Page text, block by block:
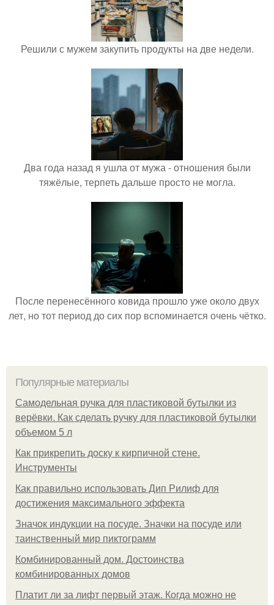
Решили с мужем закупить продукты на две недели.
Два года назад я ушла от мужа - отношения были
тяжёлые, терпеть дальше просто не могла.
После перенесённого ковида прошло уже около двух
лет, но тот период до сих пор вспоминается очень чётко.
Популярные материалы
Самодельная ручка для пластиковой бутылки из
верёвки. Как сделать ручку для пластиковой бутылки
объемом 5 л
Как прикрепить доску к кирпичной стене.
Инструменты
Как правильно использовать Дип Рилиф для
достижения максимального эффекта
Значок индукции на посуде. Значки на посуде или
таинственный мир пиктограмм
Комбинированный дом. Достоинства
комбинированных домов
Платит ли за лифт первый этаж. Когда можно не